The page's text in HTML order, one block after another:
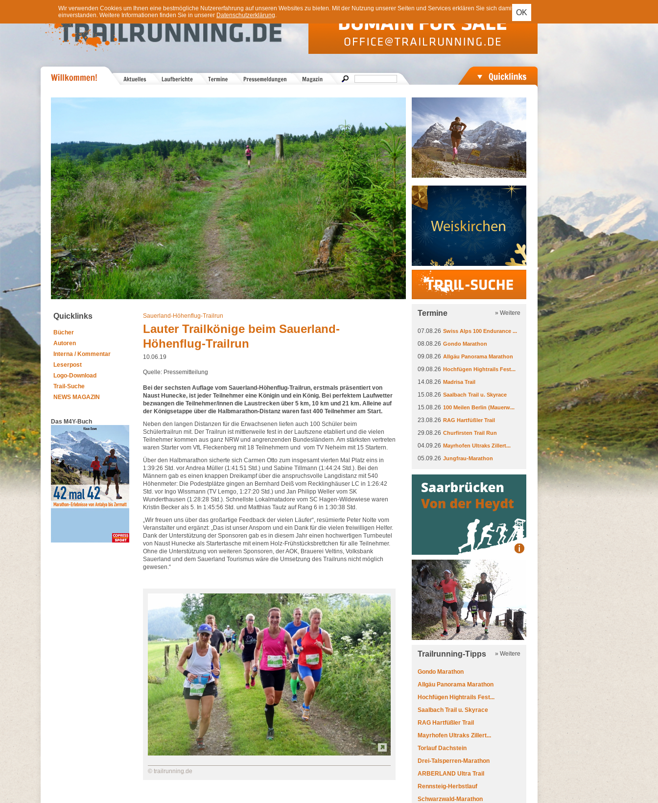
OK
Wir verwenden Cookies um Ihnen eine bestmögliche Nutzererfahrung auf unseren Websites zu bieten. Mit der Nutzung unserer Seiten und Services erklären Sie sich damit
einverstanden. Weitere Informationen finden Sie in unserer Datenschutzerklärung.
Trail-Suche
Quicklinks
Bücher
Autoren
Interna / Kommentar
Leserpost
Logo-Download
Trail-Suche
NEWS MAGAZIN
Das M4Y-Buch
Sauerland-Höhenflug-Trailrun
Lauter Trailkönige beim Sauerland-
Höhenflug-Trailrun
10.06.19
Quelle: Pressemitteilung
Bei der sechsten Auflage vom Sauerland-Höhenflug-Trailrun, erstmals präsentiert von
Naust Hunecke, ist jeder Teilnehmer eine Königin und ein König. Bei perfektem Laufwetter
bezwangen die Teilnehmer/innen die Laustrecken über 5 km, 10 km und 21 km. Alleine auf
der Königsetappe über die Halbmarathon-Distanz waren fast 400 Teilnehmer am Start.
Neben den langen Distanzen für die Erwachsenen liefen auch 100 Schüler beim
Schülertrailrun mit. Der Trailrun ist mittlerweile fest in der Laufszene etabliert und die vielen
Teilnehmer kommen aus ganz NRW und angrenzenden Bundesländern. Am stärksten vertreten
waren Starter vom VfL Fleckenberg mit 18 Teilnehmern und vom TV Neheim mit 15 Startern.
Über den Halbmarathon sicherte sich Carmen Otto zum insgesamt vierten Mal Platz eins in
1:39:26 Std. vor Andrea Müller (1:41:51 Std.) und Sabine Tillmann (1:44:24 Std.). Bei den
Männern gab es einen knappen Dreikampf über die anspruchsvolle Langdistanz mit 540
Höhenmeter: Die Podestplätze gingen an Bernhard Deiß vom Recklinghäuser LC in 1:26:42
Std. vor Ingo Wissmann (TV Lemgo, 1:27:20 Std.) und Jan Philipp Weller vom SK
Wunderthausen (1:28:28 Std.). Schnellste Lokalmatadore vom SC Hagen-Wildewiese waren
Kristin Becker als 5. In 1:45:56 Std. und Matthias Tautz auf Rang 6 in 1:30:38 Std.
„Wir freuen uns über das großartige Feedback der vielen Läufer“, resümierte Peter Nolte vom
Veranstalter und ergänzt: „Das ist unser Ansporn und ein Dank für die vielen freiwilligen Helfer.
Dank der Unterstützung der Sponsoren gab es in diesem Jahr einen hochwertigen Turnbeutel
von Naust Hunecke als Startertasche mit einem Holz-Frühstücksbrettchen für alle Teilnehmer.
Ohne die Unterstützung von weiteren Sponsoren, der AOK, Brauerei Veltins, Volksbank
Sauerland und dem Sauerland Tourismus wäre die Umsetzung des Trailruns nicht möglich
gewesen.“
© trailrunning.de
Termine » Weitere
07.08.26 Swiss Alps 100 Endurance ...
08.08.26 Gondo Marathon
09.08.26 Allgäu Panorama Marathon
09.08.26 Hochfügen Hightrails Fest...
14.08.26 Madrisa Trail
15.08.26 Saalbach Trail u. Skyrace
15.08.26 100 Meilen Berlin (Mauerw...
23.08.26 RAG Hartfüßler Trail
29.08.26 Churfirsten Trail Run
04.09.26 Mayrhofen Ultraks Zillert...
05.09.26 Jungfrau-Marathon
Trailrunning-Tipps » Weitere
Gondo Marathon
Allgäu Panorama Marathon
Hochfügen Hightrails Fest...
Saalbach Trail u. Skyrace
RAG Hartfüßler Trail
Mayrhofen Ultraks Zillert...
Torlauf Dachstein
Drei-Talsperren-Marathon
ARBERLAND Ultra Trail
Rennsteig-Herbstlauf
Schwarzwald-Marathon